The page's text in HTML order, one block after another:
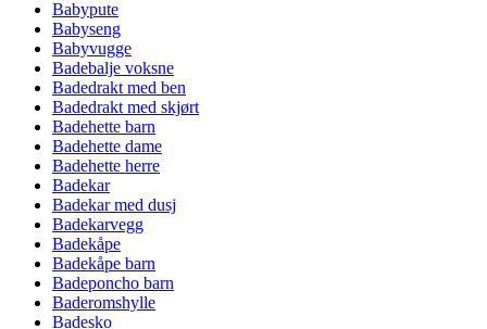
Babypute
Babyseng
Babyvugge
Badebalje voksne
Badedrakt med ben
Badedrakt med skjørt
Badehette barn
Badehette dame
Badehette herre
Badekar
Badekar med dusj
Badekarvegg
Badekåpe
Badekåpe barn
Badeponcho barn
Baderomshylle
Badesko